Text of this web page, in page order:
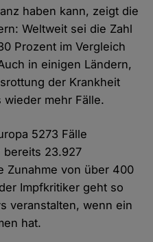
haben kann, zeigt die
Weltweit sei die Zahl
Prozent im Vergleich
in einigen Ländern,
der Krankheit
mehr Fälle.
5273 Fälle
bereits 23.927
Zunahme von über 400
Impfkritiker geht so
veranstalten, wenn ein
hat.